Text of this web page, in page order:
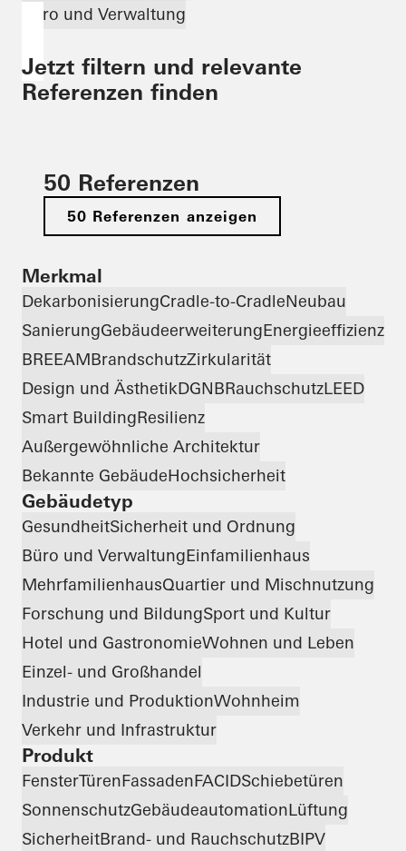
Büro und Verwaltung
Jetzt filtern und relevante
Referenzen finden
50 Referenzen
50 Referenzen anzeigen
Merkmal
DekarbonisierungCradle-to-CradleNeubau
SanierungGebäudeerweiterungEnergieeffizienz
BREEAMBrandschutzZirkularität
Design und ÄsthetikDGNBRauchschutzLEED
Smart BuildingResilienz
Außergewöhnliche Architektur
Bekannte GebäudeHochsicherheit
Gebäudetyp
GesundheitSicherheit und Ordnung
Büro und VerwaltungEinfamilienhaus
MehrfamilienhausQuartier und Mischnutzung
Forschung und BildungSport und Kultur
Hotel und GastronomieWohnen und Leben
Einzel- und Großhandel
Industrie und ProduktionWohnheim
Verkehr und Infrastruktur
Produkt
FensterTürenFassadenFACIDSchiebetüren
SonnenschutzGebäudeautomationLüftung
SicherheitBrand- und RauchschutzBIPV